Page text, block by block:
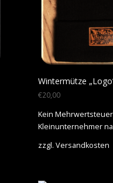
Wintermütze
€20,00
Kein
Kleinunternehmer
zzgl. Versandkosten